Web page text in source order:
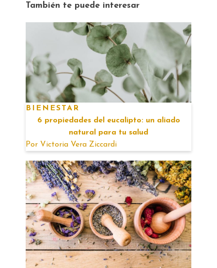
También te puede interesar
BIENESTAR
6 propiedades del eucalipto: un aliado
natural para tu salud
Por Victoria Vera Ziccardi